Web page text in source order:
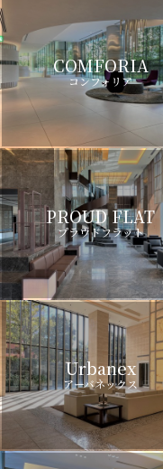
COMFORIA
コンフォリア
PROUD FLAT
プラウドフラット
Urbanex
アーバネックス